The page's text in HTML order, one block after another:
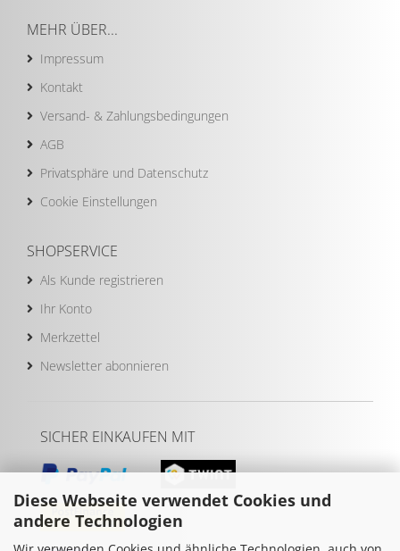
Diese Webseite verwendet Cookies und
andere Technologien
MEHR ÜBER...
Impressum
Kontakt
Versand- & Zahlungsbedingungen
AGB
Privatsphäre und Datenschutz
Cookie Einstellungen
SHOPSERVICE
Als Kunde registrieren
Ihr Konto
Merkzettel
Newsletter abonnieren
SICHER EINKAUFEN MIT